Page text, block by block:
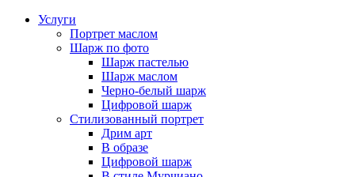
Услуги
Портрет маслом
Шарж по фото
Шарж пастелью
Шарж маслом
Черно-белый шарж
Цифровой шарж
Стилизованный портрет
Дрим арт
В образе
Цифровой шарж